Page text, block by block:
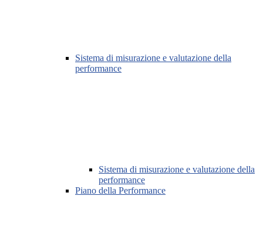
Sistema di misurazione e valutazione della
performance
Sistema di misurazione e valutazione della
performance
Piano della Performance